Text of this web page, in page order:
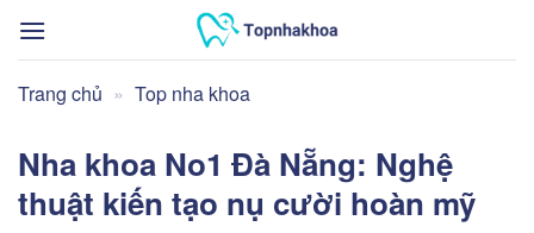
qua
dung
Trang chủ » Top nha khoa
Nha khoa No1 Đà Nẵng: Nghệ
thuật kiến tạo nụ cười hoàn mỹ